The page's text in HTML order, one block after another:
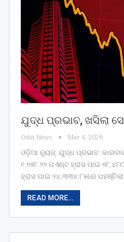
ଯୁଦ୍ଧ ପ୍ରଭାବ, ଖସିଲା
Odia News Mar 4, 2026
ଓଡ଼ିଆ ନ୍ୟୁଜ୍: ଯୁଦ୍ଧ ପ୍ରଭାବ:
୧.୭୫୮.୨୨ ପଏଣ୍ଟ ହ୍ରାସ ପାଇ
ହ୍ରାସ ପାଇ ୨୪,୩୩୪.୮୫ରେ
READ MORE...